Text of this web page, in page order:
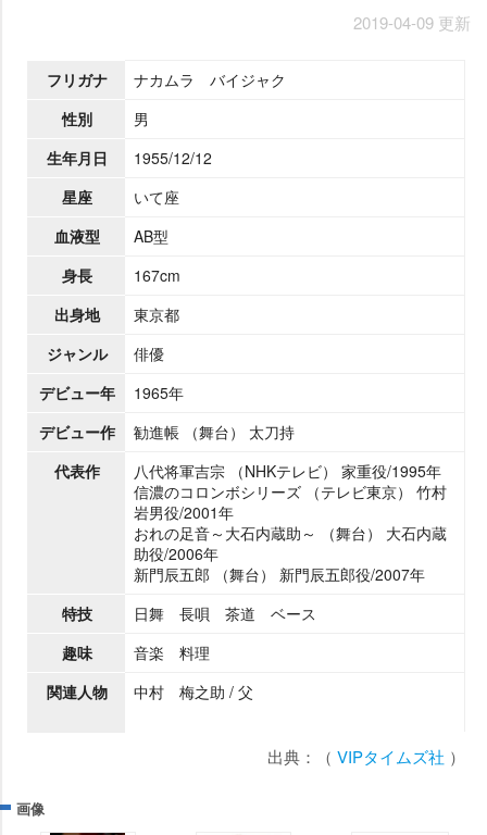
2019-04-09 更新
フリガナ
ナカムラ バイジャク
性別
男
生年月日
1955/12/12
星座
いて座
血液型
AB型
身長
167cm
出身地
東京都
ジャンル
俳優
デビュー年
1965年
デビュー作
勧進帳 （舞台） 太刀持
代表作
八代将軍吉宗 （NHKテレビ） 家重役/1995年
信濃のコロンボシリーズ （テレビ東京） 竹村
男役/2001年
おれの足音～大石内蔵助～ （舞台） 大石内蔵
助役/2006年
新門辰五郎 （舞台） 新門辰五郎役/2007年
特技
日舞 長唄 茶道 ベース
趣味
音楽 料理
関連人物
中村 梅之助 / 父
出典：（ VIPタイムズ社 ）
画像